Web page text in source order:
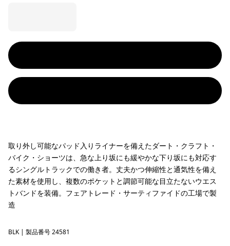
取り外し可能なパッド入りライナーを備えたダート・クラフト・
バイク・ショーツは、急な上り坂にも緩やかな下り坂にも対応す
るシングルトラックでの働き者。丈夫かつ伸縮性と通気性を備え
た素材を使用し、複数のポケットと調節可能な目立たないウエス
トバンドを装備。フェアトレード・サーティファイドの工場で製
造
Black
BLK | 製品番号 24581